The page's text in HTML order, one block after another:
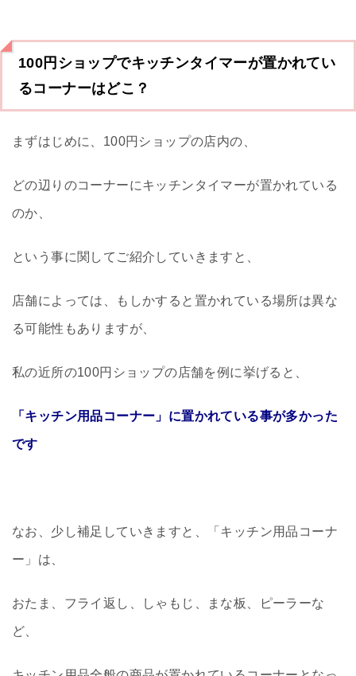
100円ショップでキッチンタイマーが置かれてい
るコーナーはどこ？
まずはじめに、100円ショップの店内の、
どの辺りのコーナーにキッチンタイマーが置かれている
のか、
という事に関してご紹介していきますと、
店舗によっては、もしかすると置かれている場所は異な
る可能性もありますが、
私の近所の100円ショップの店舗を例に挙げると、
「キッチン用品コーナー」に置かれている事が多かった
です
なお、少し補足していきますと、「キッチン用品コーナ
ー」は、
おたま、フライ返し、しゃもじ、まな板、ピーラーな
ど、